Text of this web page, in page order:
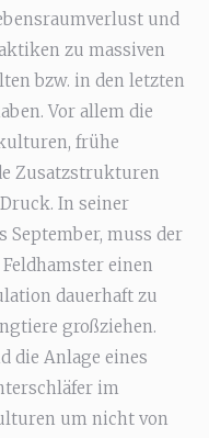
und
zu massiven
bzw. in den letzten
Vor allem die
frühe
Zusatzstrukturen
In seiner
muss der
einen
dauerhaft zu
großziehen.
die Anlage eines
im
um nicht von